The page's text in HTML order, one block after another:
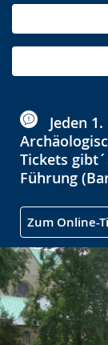
Jeden
Tickets
Führung
Zum Online-